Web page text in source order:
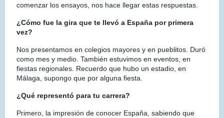
comenzar los ensayos, nos hace llegar estas respuestas.
¿Cómo fue la gira que te llevó a España por primera
vez?
Nos presentamos en colegios mayores y en pueblitos. Duró
como mes y medio. También estuvimos en eventos, en
fiestas regionales. Recuerdo que hubo un estadio, en
Málaga, supongo que por alguna fiesta.
¿Qué representó para tu carrera?
Primero, la impresión de conocer España, sabiendo que